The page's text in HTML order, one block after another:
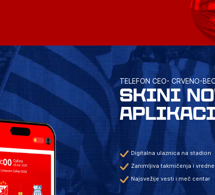
TELEFON CEO- CRVENO-
SKINI
Digitalna ulaznica na stadion
Zanimljiva takmičenja i
Najsvežije vesti i meč centar